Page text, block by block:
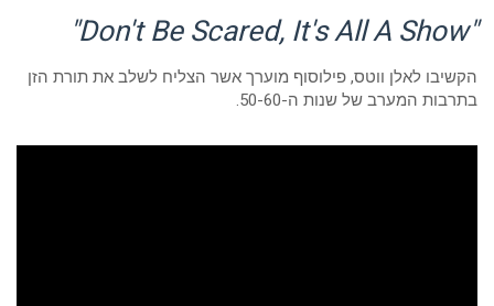
"Don't Be Scared, It's All A Show"
הקשיבו לאלן ווטס, פילוסוף מוערך אשר הצליח לשלב את תורת הזן
בתרבות המערב של שנות ה-50-60.